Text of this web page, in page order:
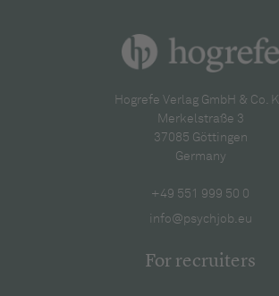
Hogrefe Verlag GmbH & Co.
Merkelstraße 3
37085 Göttingen
Germany
+49 551 999 50 0
info@psychjob.eu
For recruiters